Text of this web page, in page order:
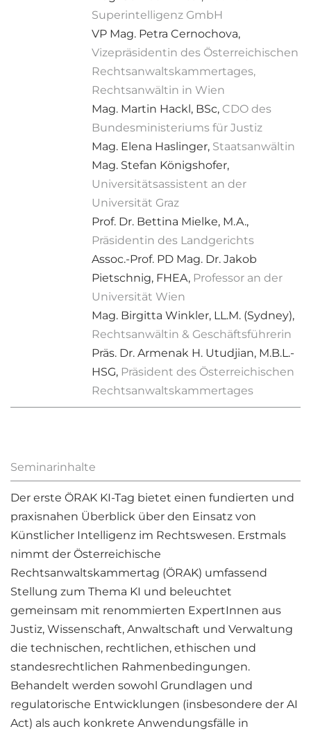
Superintelligenz GmbH
VP Mag. Petra Cernochova,
Vizepräsidentin des Österreichischen
Rechtsanwaltskammertages,
Rechtsanwältin in Wien
Mag. Martin Hackl, BSc, CDO des
Bundesministeriums für Justiz
Mag. Elena Haslinger, Staatsanwältin
Mag. Stefan Königshofer,
Universitätsassistent an der
Universität Graz
Prof. Dr. Bettina Mielke, M.A.,
Präsidentin des Landgerichts
Assoc.-Prof. PD Mag. Dr. Jakob
Pietschnig, FHEA, Professor an der
Universität Wien
Mag. Birgitta Winkler, LL.M. (Sydney),
Rechtsanwältin & Geschäftsführerin
Präs. Dr. Armenak H. Utudjian, M.B.L.-
HSG, Präsident des Österreichischen
Rechtsanwaltskammertages
Seminarinhalte
Der erste ÖRAK KI-Tag bietet einen fundierten und
praxisnahen Überblick über den Einsatz von
Künstlicher Intelligenz im Rechtswesen. Erstmals
nimmt der Österreichische
Rechtsanwaltskammertag (ÖRAK) umfassend
Stellung zum Thema KI und beleuchtet
gemeinsam mit renommierten ExpertInnen aus
Justiz, Wissenschaft, Anwaltschaft und Verwaltung
die technischen, rechtlichen, ethischen und
standesrechtlichen Rahmenbedingungen.
Behandelt werden sowohl Grundlagen und
regulatorische Entwicklungen (insbesondere der AI
Act) als auch konkrete Anwendungsfälle in